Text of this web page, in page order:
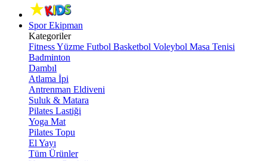
Spor Ekipman
Kategoriler
FitnessYüzme Futbol Basketbol Voleybol Masa Tenisi
Badminton
Dambıl
Atlama İpi
Antrenman Eldiveni
Suluk & Matara
Pilates Lastiği
Yoga Mat
Pilates Topu
El Yayı
Tüm Ürünler